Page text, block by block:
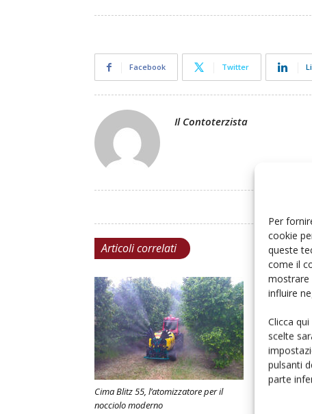
Per
cookie
queste
come il
mostrare
influire
Clicca
scelte
pulsanti
parte
Facebook Twitter
Il Contoterzista
Articoli correlati
Cima Blitz 55, l’atomizzatore per il
nocciolo moderno